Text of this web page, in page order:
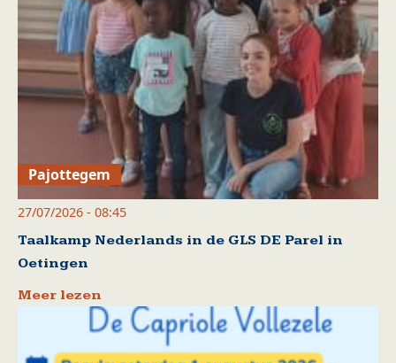
Pajottegem
27/07/2026 - 08:45
Taalkamp Nederlands in de GLS DE Parel in
Oetingen
Meer lezen